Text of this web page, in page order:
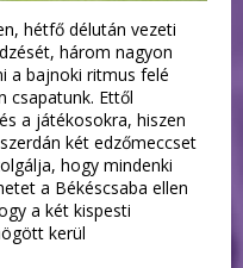
hétfő délután vezeti
három nagyon
a bajnoki ritmus felé
csapatunk. Ettől
a játékosokra, hiszen
két edzőmeccset
hogy mindenki
a Békéscsaba ellen
a két kispesti
kerül